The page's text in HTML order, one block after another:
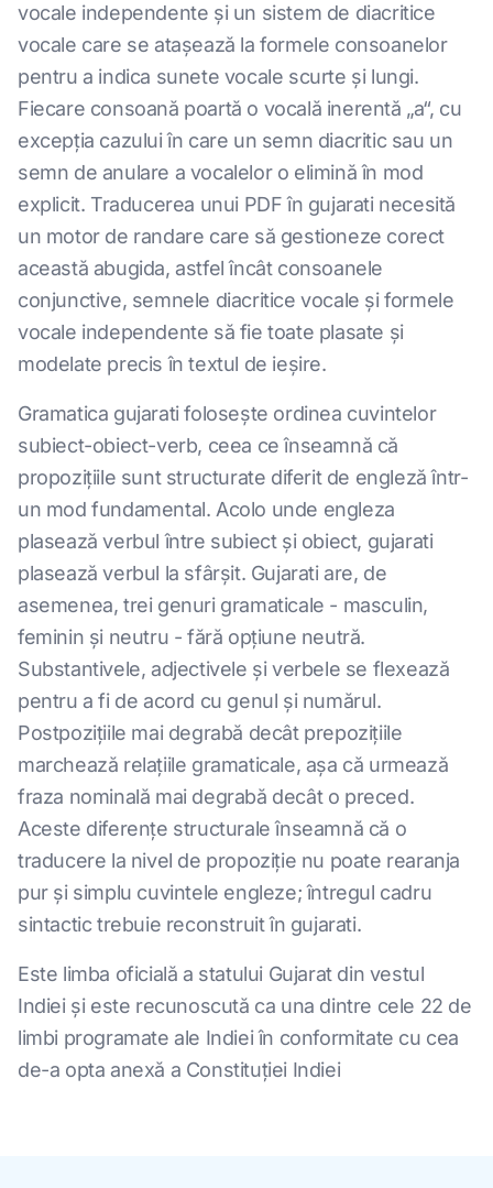
vocale independente și un sistem de diacritice
vocale care se atașează la formele consoanelor
pentru a indica sunete vocale scurte și lungi.
Fiecare consoană poartă o vocală inerentă „a“, cu
excepția cazului în care un semn diacritic sau un
semn de anulare a vocalelor o elimină în mod
explicit. Traducerea unui PDF în gujarati necesită
un motor de randare care să gestioneze corect
această abugida, astfel încât consoanele
conjunctive, semnele diacritice vocale și formele
vocale independente să fie toate plasate și
modelate precis în textul de ieșire.
Gramatica gujarati folosește ordinea cuvintelor
subiect-obiect-verb, ceea ce înseamnă că
propozițiile sunt structurate diferit de engleză într-
un mod fundamental. Acolo unde engleza
plasează verbul între subiect și obiect, gujarati
plasează verbul la sfârșit. Gujarati are, de
asemenea, trei genuri gramaticale - masculin,
feminin și neutru - fără opțiune neutră.
Substantivele, adjectivele și verbele se flexează
pentru a fi de acord cu genul și numărul.
Postpozițiile mai degrabă decât prepozițiile
marchează relațiile gramaticale, așa că urmează
fraza nominală mai degrabă decât o preced.
Aceste diferențe structurale înseamnă că o
traducere la nivel de propoziție nu poate rearanja
pur și simplu cuvintele engleze; întregul cadru
sintactic trebuie reconstruit în gujarati.
Este limba oficială a statului Gujarat din vestul
Indiei și este recunoscută ca una dintre cele 22 de
limbi programate ale Indiei în conformitate cu cea
de-a opta anexă a Constituției Indiei